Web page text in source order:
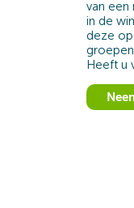
van
in de
deze
Heeft u